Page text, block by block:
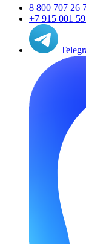
8 800 707 26
+7 915 001 59